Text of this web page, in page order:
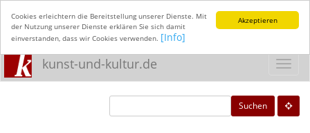
Akzeptieren
Cookies erleichtern die Bereitstellung unserer Dienste. Mit
der Nutzung unserer Dienste erklären Sie sich damit
einverstanden, dass wir Cookies verwenden. [Info]
kunst-und-kultur.de
Suchen